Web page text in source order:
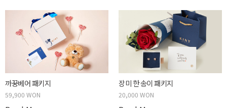
까꿍베어 패키지
59,900 WON
장미 한 송이 패키지
20,000 WON